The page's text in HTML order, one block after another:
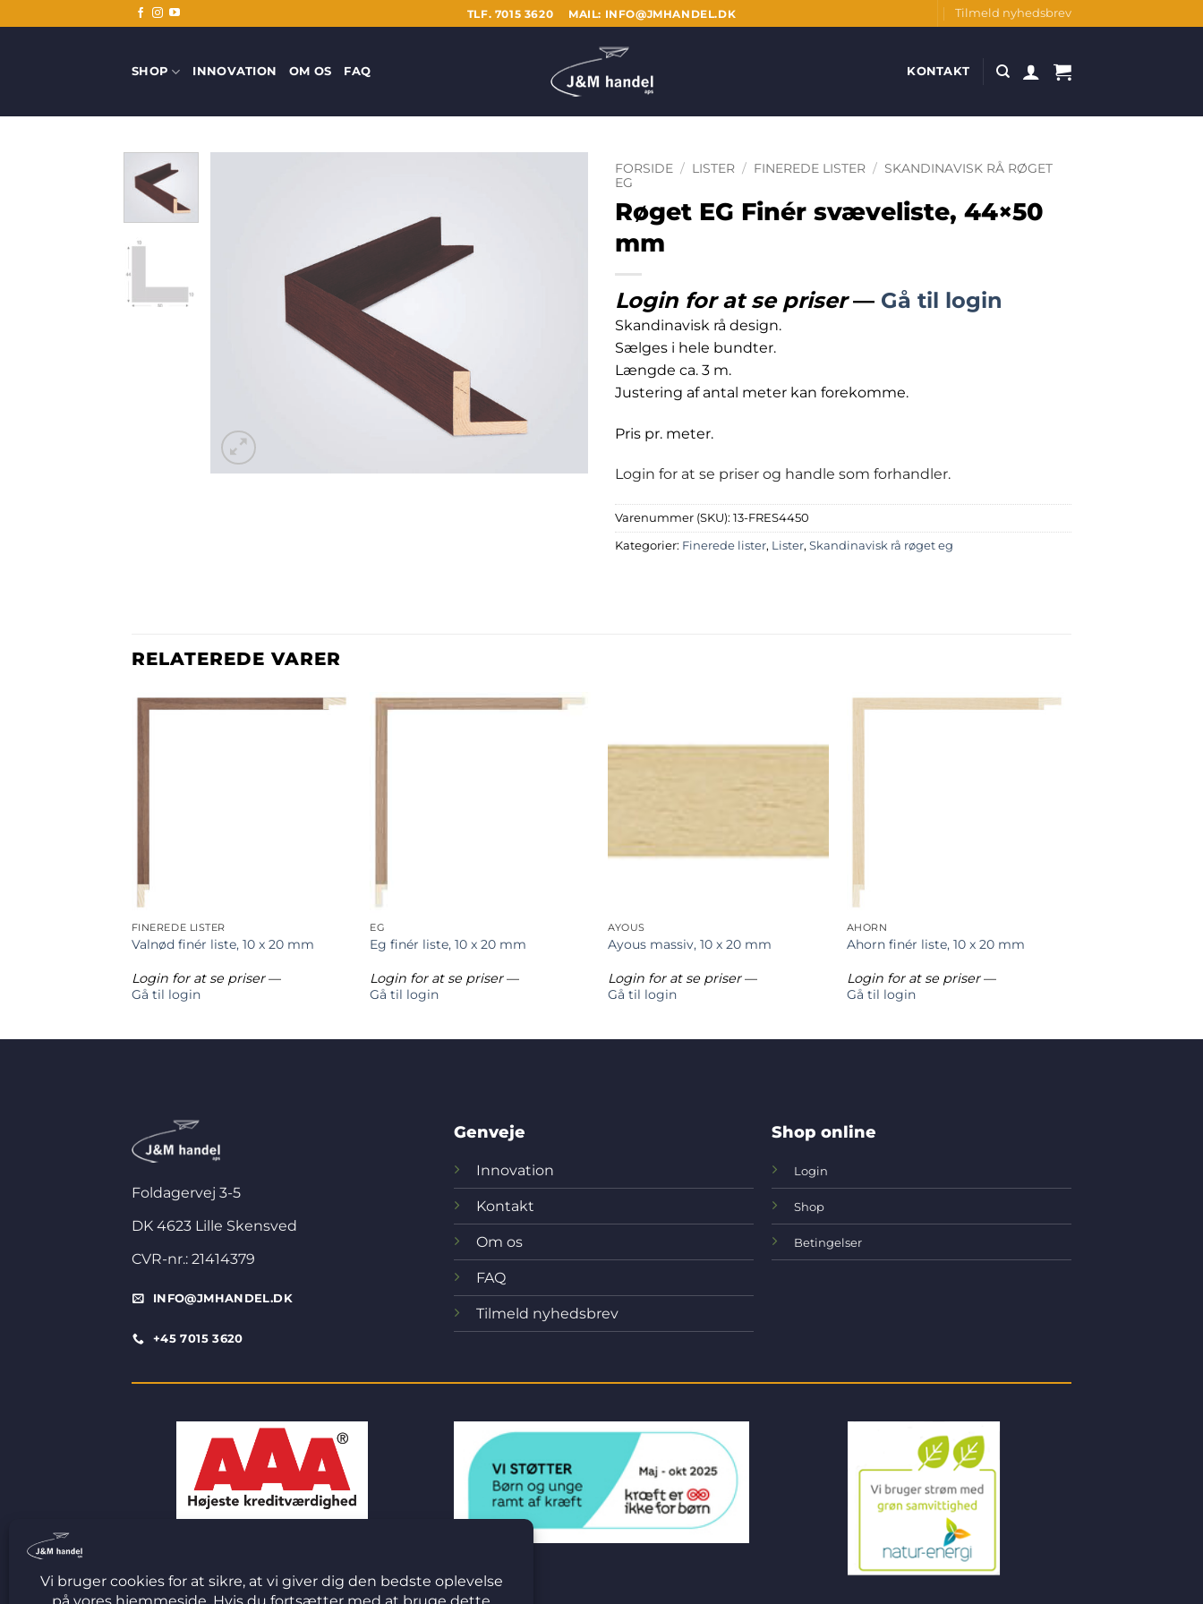
til
TLF. 7015 3620 MAIL: INFO@JMHANDEL.DK Tilmeld nyhedsbrev
SHOP INNOVATION OM OS FAQ KONTAKT
FORSIDE / LISTER / FINEREDE LISTER / SKANDINAVISK RÅ RØGET
EG
Røget EG Finér svæveliste, 44×50
mm
Login for at se priser— Gå til login
Skandinavisk rå design.
Sælges i hele bundter.
Længde ca. 3 m.
Justering af antal meter kan forekomme.
Pris pr. meter.
Login for at se priser og handle som forhandler.
Varenummer (SKU): 13-FRES4450
Kategorier: Finerede lister, Lister, Skandinavisk rå røget eg
RELATEREDE VARER
FINEREDE LISTER
Valnød finér liste, 10 x 20 mm
Login for at se priser—
Gå til login
EG
Eg finér liste, 10 x 20 mm
Login for at se priser—
Gå til login
AYOUS
Ayous massiv, 10 x 20 mm
Login for at se priser—
Gå til login
AHORN
Ahorn finér liste, 10 x 20 mm
Login for at se priser—
Gå til login
Foldagervej 3-5
DK 4623 Lille Skensved
CVR-nr.: 21414379
INFO@JMHANDEL.DK
+45 7015 3620
Genveje
Innovation
Kontakt
Om os
FAQ
Tilmeld nyhedsbrev
Shop online
Login
Shop
Betingelser